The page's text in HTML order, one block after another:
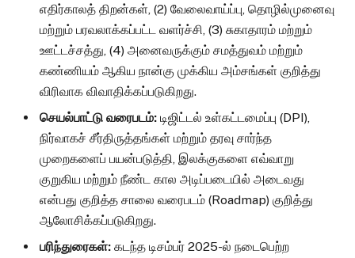
எதிர்காலத் திறன்கள், (2) வேலைவாய்ப்பு, தொழில்முனைவு
மற்றும் பரவலாக்கப்பட்ட வளர்ச்சி, (3) சுகாதாரம் மற்றும்
ஊட்டச்சத்து, (4) அனைவருக்கும் சமத்துவம் மற்றும்
கண்ணியம் ஆகிய நான்கு முக்கிய அம்சங்கள் குறித்து
விரிவாக விவாதிக்கப்படுகிறது.
செயல்பாட்டு வரைபடம்: டிஜிட்டல் உள்கட்டமைப்பு (DPI),
நிர்வாகச் சீர்திருத்தங்கள் மற்றும் தரவு சார்ந்த
முறைகளைப் பயன்படுத்தி, இலக்குகளை எவ்வாறு
குறுகிய மற்றும் நீண்ட கால அடிப்படையில் அடைவது
என்பது குறித்த சாலை வரைபடம் (Roadmap) குறித்து
ஆலோசிக்கப்படுகிறது.
பரிந்துரைகள்: கடந்த டிசம்பர் 2025-ல் நடைபெற்ற